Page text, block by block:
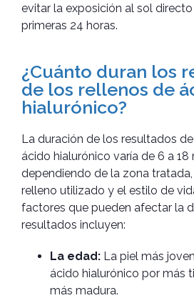
evitar la exposición al sol
primeras 24 horas.
¿Cuánto duran los
de los rellenos de
hialurónico?
La duración de los resultados
ácido hialurónico varía de 6 a 18
dependiendo de la zona
relleno utilizado y el estilo de
factores que pueden afectar la
resultados incluyen:
La edad: La piel más
ácido hialurónico por más
más madura.